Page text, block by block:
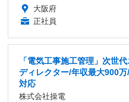
大阪府
正社員
「電気工事施工管理」次世
ディレクター/年収最大900
対応
株式会社操電